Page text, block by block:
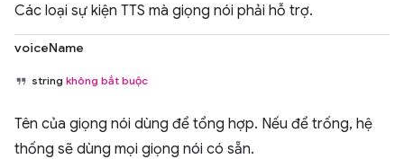
Các loại sự kiện TTS mà giọng nói phải hỗ trợ.
voiceName
string không bắt buộc
Tên của giọng nói dùng để tổng hợp. Nếu để trống, hệ
thống sẽ dùng mọi giọng nói có sẵn.